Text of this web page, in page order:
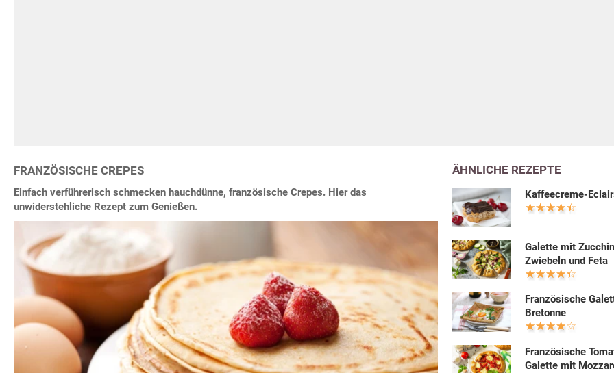
FRANZÖSISCHE CREPES
Einfach verführerisch schmecken hauchdünne, französische Crepes. Hier das
unwiderstehliche Rezept zum Genießen.
ÄHNLICHE REZEPTE
Kaffeecreme-
Galette mit
Zwiebeln und Feta
Französische
Bretonne
Französische
Galette mit